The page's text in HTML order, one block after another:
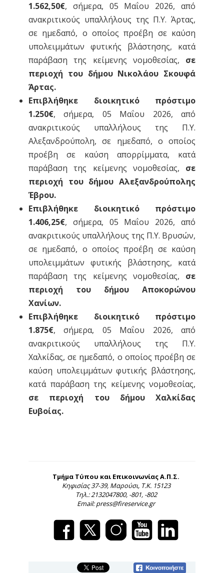
1.562,50€, σήμερα, 05 Μαΐου 2026, από
ανακριτικούς υπαλλήλους της Π.Υ. Άρτας,
σε ημεδαπό, ο οποίος προέβη σε καύση
υπολειμμάτων φυτικής βλάστησης, κατά
παράβαση της κείμενης νομοθεσίας, σε
περιοχή του δήμου Νικολάου Σκουφά
Άρτας.
Επιβλήθηκε διοικητικό πρόστιμο
1.250€, σήμερα, 05 Μαΐου 2026, από
ανακριτικούς υπαλλήλους της Π.Υ.
Αλεξανδρούπολη, σε ημεδαπό, ο οποίος
προέβη σε καύση απορρίμματα, κατά
παράβαση της κείμενης νομοθεσίας, σε
περιοχή του δήμου Αλεξανδρούπολης
Έβρου.
Επιβλήθηκε διοικητικό πρόστιμο
1.406,25€, σήμερα, 05 Μαΐου 2026, από
ανακριτικούς υπαλλήλους της Π.Υ. Βρυσών,
σε ημεδαπό, ο οποίος προέβη σε καύση
υπολειμμάτων φυτικής βλάστησης, κατά
παράβαση της κείμενης νομοθεσίας, σε
περιοχή του δήμου Αποκορώνου
Χανίων.
Επιβλήθηκε διοικητικό πρόστιμο
1.875€, σήμερα, 05 Μαΐου 2026, από
ανακριτικούς υπαλλήλους της Π.Υ.
Χαλκίδας, σε ημεδαπό, ο οποίος προέβη σε
καύση υπολειμμάτων φυτικής βλάστησης,
κατά παράβαση της κείμενης νομοθεσίας,
σε περιοχή του δήμου Χαλκίδας
Ευβοίας.
Τμήμα Τύπου και Επικοινωνίας Α.Π.Σ.
Κηφισίας 37-39, Μαρούσι, Τ.Κ. 15123
Τηλ.: 2132047800, -801, -802
Email: press@fireservice.gr